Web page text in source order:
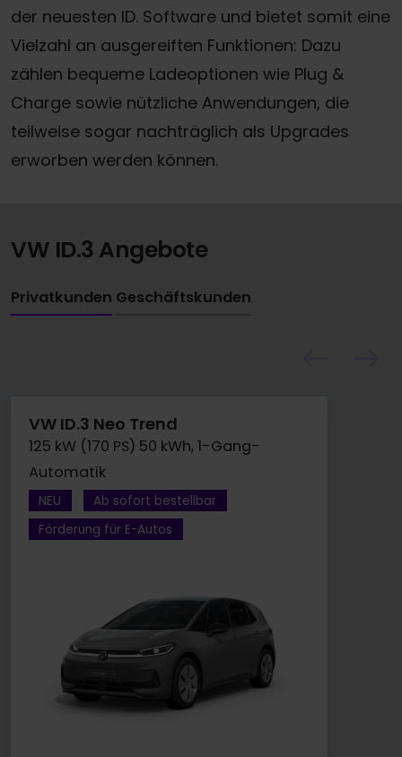
der neuesten ID. Software und bietet somit eine
Vielzahl an ausgereiften Funktionen: Dazu
zählen bequeme Ladeoptionen wie Plug &
Charge sowie nützliche Anwendungen, die
teilweise sogar nachträglich als Upgrades
erworben werden können.
VW ID.3 Angebote
Privatkunden Geschäftskunden
VW ID.3 Neo Trend
125 kW (170 PS) 50 kWh, 1-Gang-
Automatik
NEU
Ab sofort bestellbar
Förderung für E-Autos